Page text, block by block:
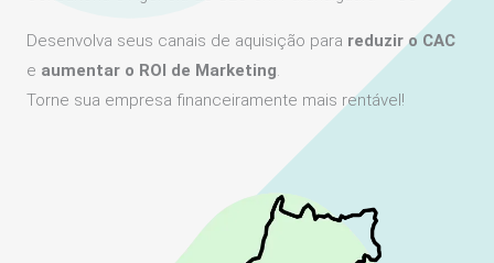
Desenvolva seus canais de aquisição para reduzir o CAC
e aumentar o ROI de Marketing.
Torne sua empresa financeiramente mais rentável!